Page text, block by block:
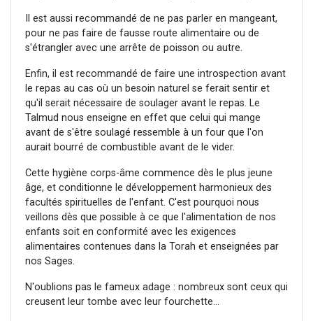
Il est aussi recommandé de ne pas parler en mangeant,
pour ne pas faire de fausse route alimentaire ou de
s'étrangler avec une arrête de poisson ou autre.
Enfin, il est recommandé de faire une introspection avant
le repas au cas où un besoin naturel se ferait sentir et
qu'il serait nécessaire de soulager avant le repas. Le
Talmud nous enseigne en effet que celui qui mange
avant de s'être soulagé ressemble à un four que l'on
aurait bourré de combustible avant de le vider.
Cette hygiène corps-âme commence dès le plus jeune
âge, et conditionne le développement harmonieux des
facultés spirituelles de l'enfant. C'est pourquoi nous
veillons dès que possible à ce que l'alimentation de nos
enfants soit en conformité avec les exigences
alimentaires contenues dans la Torah et enseignées par
nos Sages.
N'oublions pas le fameux adage : nombreux sont ceux qui
creusent leur tombe avec leur fourchette...